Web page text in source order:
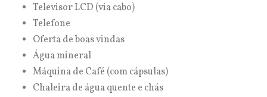
Televisor LCD (via cabo)
Telefone
Oferta de boas vindas
Água mineral
Máquina de Café (com cápsulas)
Chaleira de água quente e chás